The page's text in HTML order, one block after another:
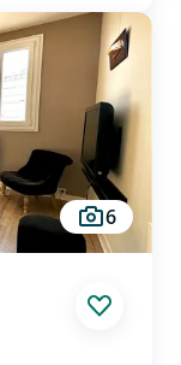
d'eau, sans
!
bénévole,
une en rez-de-
le diviser en deux !
6